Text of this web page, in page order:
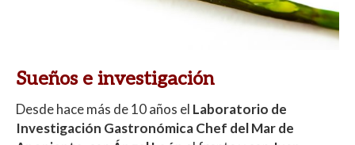
Sueños e investigación
Desde hace más de 10 años el Laboratorio de
Investigación Gastronómica Chef del Mar de